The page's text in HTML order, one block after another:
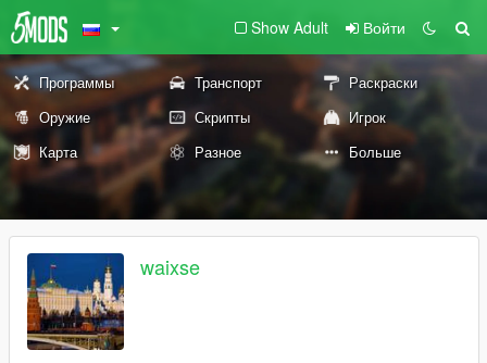
Show Adult Войти
Программы Транспорт
Раскраски
Оружие
Скрипты
Игрок
Карта
Разное Больше
waixse